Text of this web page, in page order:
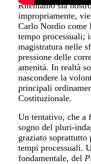
Riteniamo sia
impropriamente,
Carlo Nordio come
tempo processuali;
magistratura nelle
pressione delle
amenità. In realtà
nascondere la
principali
Costituzionale.
Un tentativo, che a
sogno del pluri-
graziato soprattutto
tempi processuali.
fondamentale, del